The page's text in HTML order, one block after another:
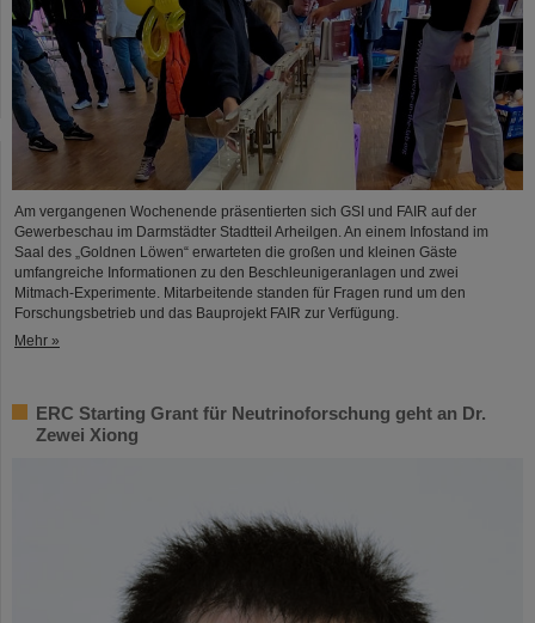
Am vergangenen Wochenende präsentierten sich GSI und FAIR auf der
Gewerbeschau im Darmstädter Stadtteil Arheilgen. An einem Infostand im
Saal des „Goldnen Löwen“ erwarteten die großen und kleinen Gäste
umfangreiche Informationen zu den Beschleunigeranlagen und zwei
Mitmach-Experimente. Mitarbeitende standen für Fragen rund um den
Forschungsbetrieb und das Bauprojekt FAIR zur Verfügung.
Mehr »
ERC Starting Grant für Neutrinoforschung geht an Dr.
Zewei Xiong